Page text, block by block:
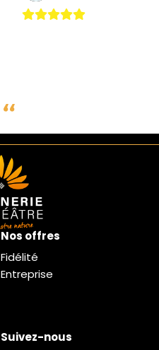
Nos offres
Fidélité
Entreprise
Suivez-nous